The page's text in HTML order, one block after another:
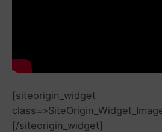
[siteorigin_widget
[/siteorigin_widget]